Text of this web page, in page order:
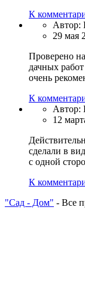
К
Автор:
29 мая
Проверено
дачных
очень
К
Автор:
12
сделали в
с одной
К
"Сад - Дом" - Все